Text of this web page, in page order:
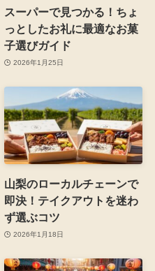
スーパーで見つかる！ちょ
っとしたお礼に最適なお菓
子選びガイド
2026年1月25日
山梨のローカルチェーンで
即決！テイクアウトを迷わ
ず選ぶコツ
2026年1月18日